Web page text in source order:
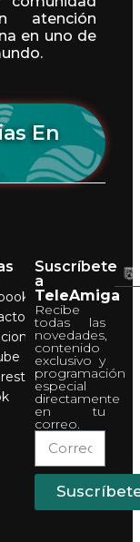
atención
en uno de
En
Suscríbete
a
TeleAmiga
Recibe
todas las
novedades,
contenido
exclusivo y
programación
especial
directamente
en tu
correo.